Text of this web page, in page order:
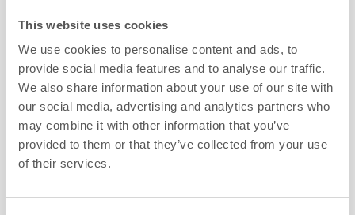
This website uses cookies
We use cookies to personalise content and ads, to
provide social media features and to analyse our traffic.
We also share information about your use of our site with
our social media, advertising and analytics partners who
may combine it with other information that you’ve
provided to them or that they’ve collected from your use
of their services.
Hoogte
Breedte
1100
Diepte
550mm
Gewicht
1500- 2180kg
Warmde ruimte
50-90m2
VERKENNEN